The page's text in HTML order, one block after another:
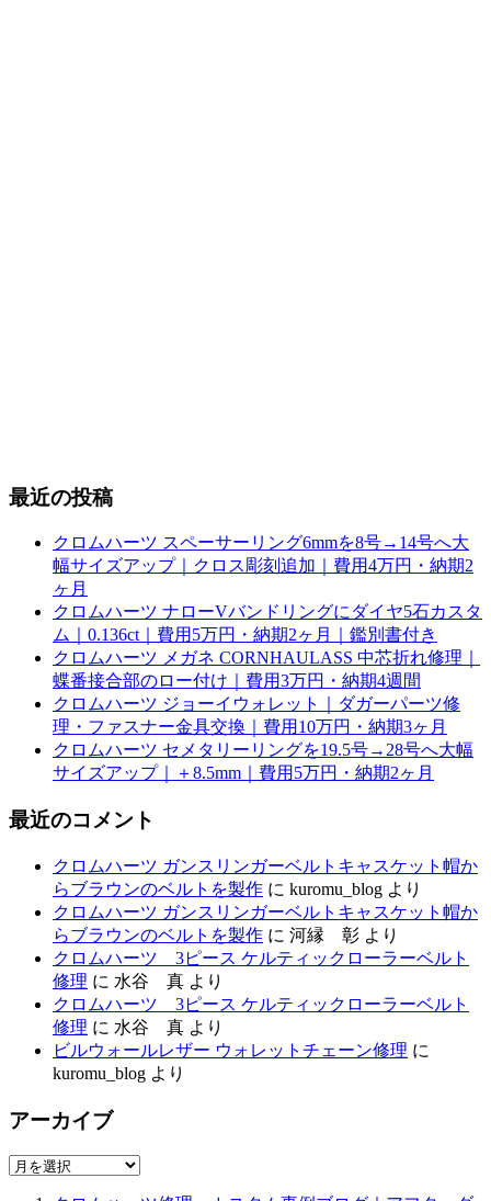
最近の投稿
クロムハーツ スペーサーリング6mmを8号→14号へ大
幅サイズアップ｜クロス彫刻追加｜費用4万円・納期2
ヶ月
クロムハーツ ナローVバンドリングにダイヤ5石カスタ
ム｜0.136ct｜費用5万円・納期2ヶ月｜鑑別書付き
クロムハーツ メガネ CORNHAULASS 中芯折れ修理｜
蝶番接合部のロー付け｜費用3万円・納期4週間
クロムハーツ ジョーイウォレット｜ダガーパーツ修
理・ファスナー金具交換｜費用10万円・納期3ヶ月
クロムハーツ セメタリーリングを19.5号→28号へ大幅
サイズアップ｜＋8.5mm｜費用5万円・納期2ヶ月
最近のコメント
クロムハーツ ガンスリンガーベルトキャスケット帽か
らブラウンのベルトを製作 に kuromu_blog より
クロムハーツ ガンスリンガーベルトキャスケット帽か
らブラウンのベルトを製作 に 河縁 彰 より
クロムハーツ 3ピース ケルティックローラーベルト
修理 に 水谷 真 より
クロムハーツ 3ピース ケルティックローラーベルト
修理 に 水谷 真 より
ビルウォールレザー ウォレットチェーン修理 に
kuromu_blog より
アーカイブ
ア